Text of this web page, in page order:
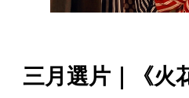
三月選片｜《火